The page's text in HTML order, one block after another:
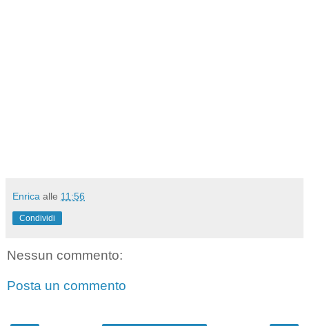
Enrica alle 11:56
Condividi
Nessun commento:
Posta un commento